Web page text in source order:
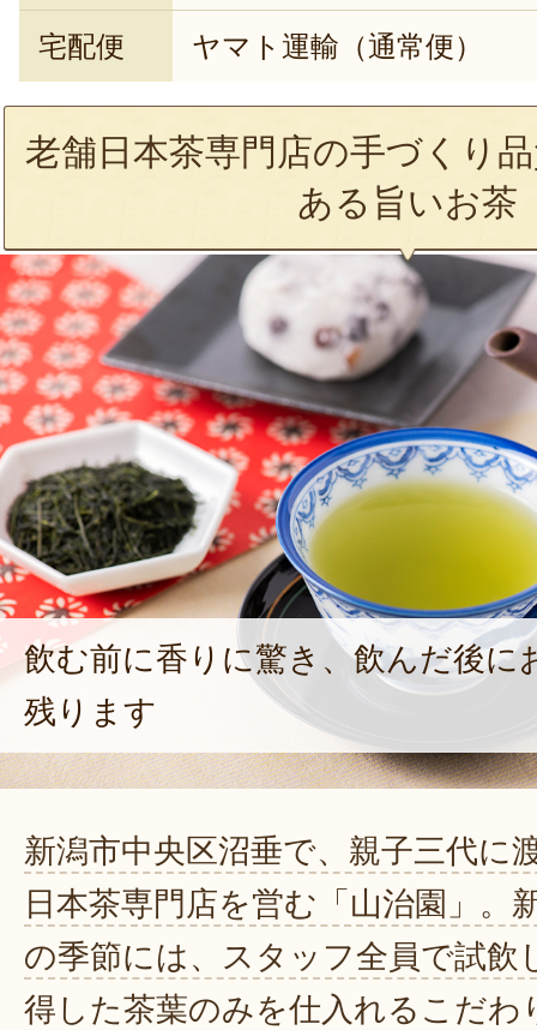
宅配便 ヤマト運輸（通常便）
老舗日本茶専門店の手づくり
ある旨いお茶
飲む前に香りに驚き、飲んだ後に
残ります
新潟市中央区沼垂で、親子三代に
日本茶専門店を営む「山治園」。
の季節には、スタッフ全員で試飲
得した茶葉のみを仕入れるこだわ